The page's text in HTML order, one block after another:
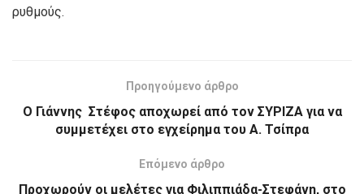
ρυθμούς.
Προηγούμενο άρθρο
Ο Γιάννης Στέφος αποχωρεί από τον ΣΥΡΙΖΑ για να
συμμετέχει στο εγχείρημα του Α. Τσίπρα
Επόμενο άρθρο
Προχωρούν οι μελέτες για Φιλιππιάδα-Στεφάνη, στο